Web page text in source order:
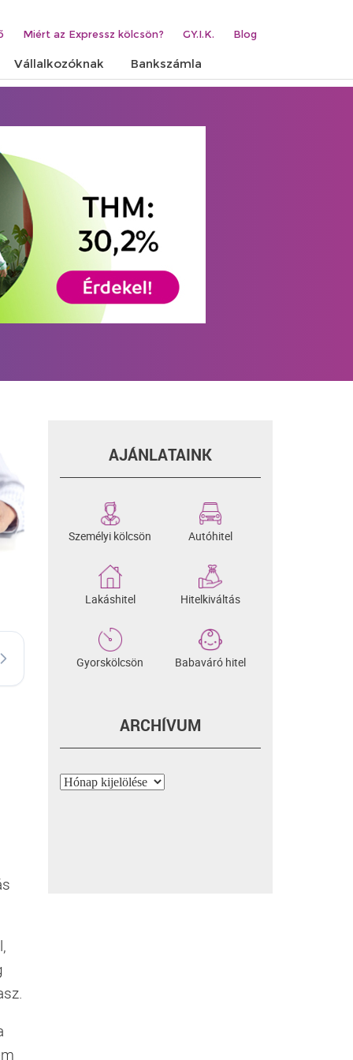
Miért az Expressz kölcsön? GY.I.K. Blog
Vállalkozóknak Bankszámla
AJÁNLATAINK
Személyi kölcsön Autóhitel
Lakáshitel Hitelkiváltás
Gyorskölcsön Babaváró hitel
ARCHÍVUM
Archívum